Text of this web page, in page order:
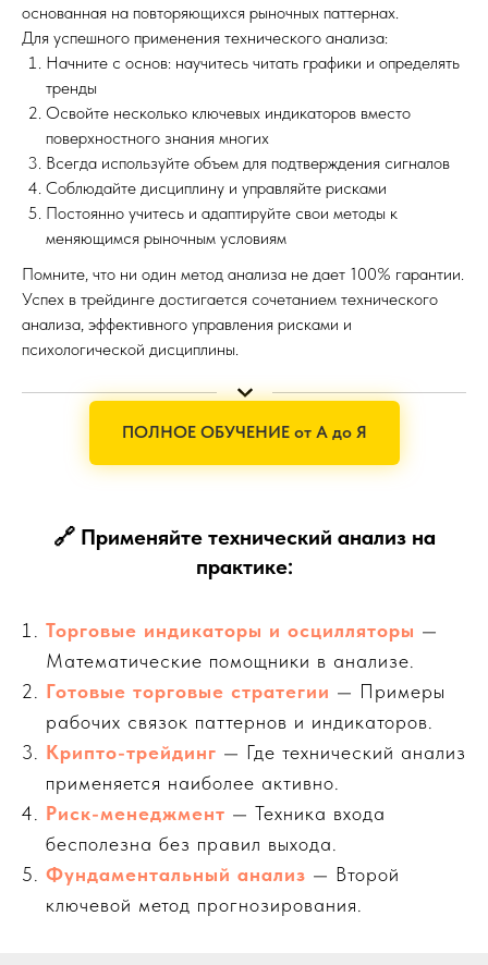
основанная на повторяющихся рыночных паттернах.
Для успешного применения технического анализа:
Начните с основ: научитесь читать графики и определять
тренды
Освойте несколько ключевых индикаторов вместо
поверхностного знания многих
Всегда используйте объем для подтверждения сигналов
Соблюдайте дисциплину и управляйте рисками
Постоянно учитесь и адаптируйте свои методы к
меняющимся рыночным условиям
Помните, что ни один метод анализа не дает 100% гарантии.
Успех в трейдинге достигается сочетанием технического
анализа, эффективного управления рисками и
психологической дисциплины.
ПОЛНОЕ ОБУЧЕНИЕ от А до Я
🔗 Применяйте технический анализ на
практике:
Торговые индикаторы и осцилляторы —
Математические помощники в анализе.
Готовые торговые стратегии — Примеры
рабочих связок паттернов и индикаторов.
Крипто-трейдинг — Где технический анализ
применяется наиболее активно.
Риск-менеджмент — Техника входа
бесполезна без правил выхода.
Фундаментальный анализ — Второй
ключевой метод прогнозирования.